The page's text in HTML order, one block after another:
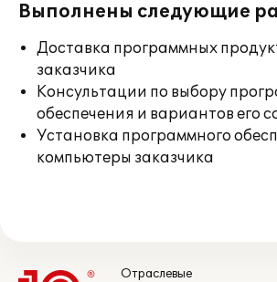
Выполнены следующие
Доставка программных
заказчика
Консультации по выбору
обеспечения и вариантов его
Установка программного
компьютеры заказчика
Отраслевые